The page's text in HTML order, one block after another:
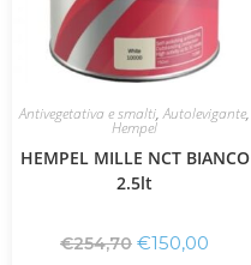
Antivegetativa e smalti,Autolevigante,
Hempel
HEMPEL MILLE NCT BIANCO
2.5lt
€254,70 €150,00